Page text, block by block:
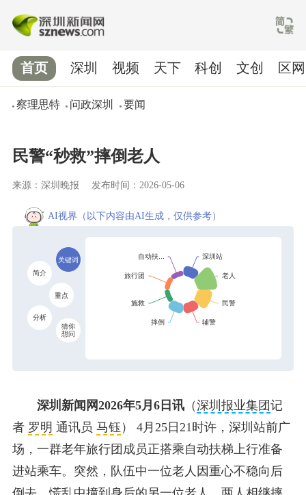
首页
察理思特 问政深圳 要闻
深圳 视频 天下 科创 文创 区网
民警“秒救”摔倒老人
来源：深圳晚报 发布时间：2026-05-06
AI视界 （以下内容由AI生成，仅供参考）
关键词
简介
重点
分析
猜你
想问
深圳新闻网2026年5月6日讯（深圳报业集团记
者 罗明 通讯员 马钰 ） 4月25日21时许，深圳站前广
场，一群老年旅行团成员正搭乘自动扶梯上行准备
进站乘车。突然，队伍中一位老人因重心不稳向后